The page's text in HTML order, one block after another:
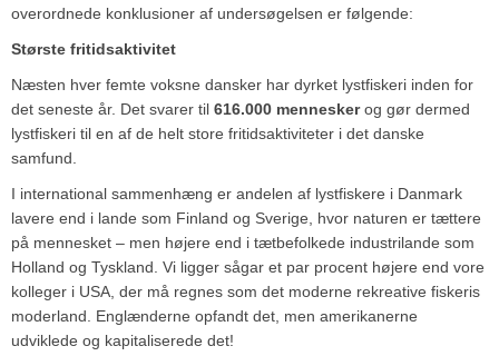
overordnede konklusioner af undersøgelsen er følgende:
Største fritidsaktivitet
Næsten hver femte voksne dansker har dyrket lystfiskeri inden for
det seneste år. Det svarer til 616.000 menneskerog gør dermed
lystfiskeri til en af de helt store fritidsaktiviteter i det danske
samfund.
I international sammenhæng er andelen af lystfiskere i Danmark
lavere end i lande som Finland og Sverige, hvor naturen er tættere
på mennesket – men højere end i tætbefolkede industrilande som
Holland og Tyskland. Vi ligger sågar et par procent højere end vore
kolleger i USA, der må regnes som det moderne rekreative fiskeris
moderland. Englænderne opfandt det, men amerikanerne
udviklede og kapitaliserede det!